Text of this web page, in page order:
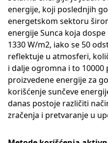
energije, koji poslednjih
energetskom sektoru
energije Sunca koja
1330 W/m2, iako se 50
reflektuje u atmosferi,
i dalje ogromna i to 10000
proizvedene energije za
korišćenje sunčeve
danas postoje različiti
zračenja i pretvaranje u